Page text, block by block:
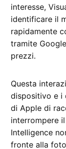
interesse,
identificare il
rapidamente
tramite
prezzi.
Questa
dispositivo e i
di Apple di
interrompere
Intelligence
fronte alla